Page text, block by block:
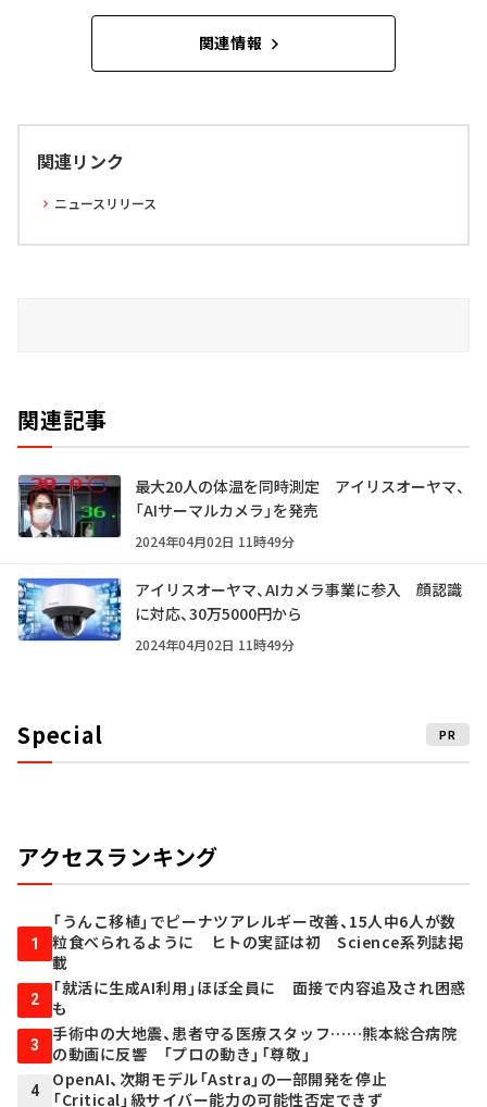
関連情報
関連リンク
ニュースリリース
関連記事
最大20人の体温を同時測定 アイリスオーヤマ、
「AIサーマルカメラ」を発売
2024年04月02日 11時49分
アイリスオーヤマ、AIカメラ事業に参入 顔認識
に対応、30万5000円から
2024年04月02日 11時49分
Special PR
アクセスランキング
1
「うんこ移植」でピーナツアレルギー改善、15人中6人が数
粒食べられるように ヒトの実証は初 Science系列誌掲
載
2
「就活に生成AI利用」ほぼ全員に 面接で内容追及され困惑
も
3
手術中の大地震、患者守る医療スタッフ……熊本総合病院
の動画に反響 「プロの動き」「尊敬」
4
OpenAI、次期モデル「Astra」の一部開発を停止
「Critical」級サイバー能力の可能性否定できず